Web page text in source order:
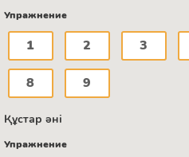
Упражнение
1 2 3
8 9
Құстар әні
Упражнение